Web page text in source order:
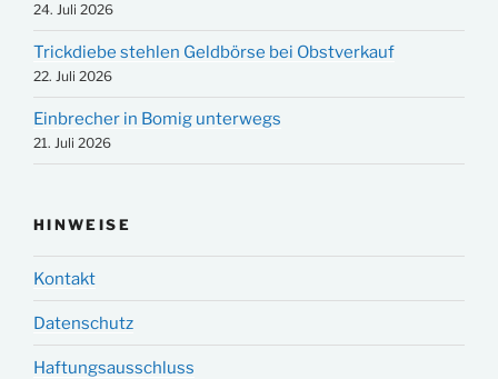
24. Juli 2026
Trickdiebe stehlen Geldbörse bei Obstverkauf
22. Juli 2026
Einbrecher in Bomig unterwegs
21. Juli 2026
HINWEISE
Kontakt
Datenschutz
Haftungsausschluss